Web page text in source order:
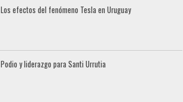
Los efectos del fenómeno Tesla en Uruguay
Podio y liderazgo para Santi Urrutia